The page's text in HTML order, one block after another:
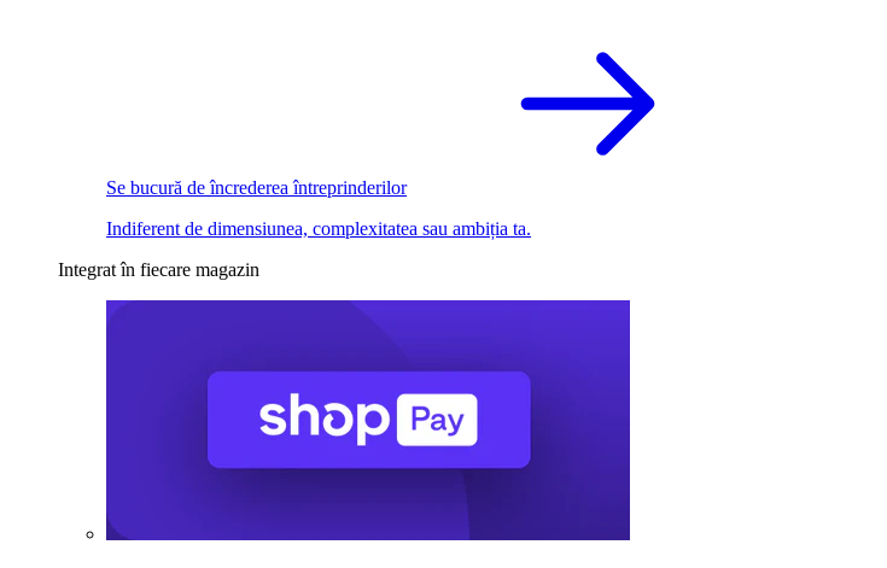
Se bucură de încrederea întreprinderilor
Indiferent de dimensiunea, complexitatea sau ambiția ta.
Integrat în fiecare magazin